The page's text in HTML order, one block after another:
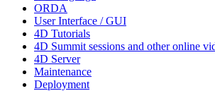
ORDA
User Interface / GUI
4D Tutorials
4D Summit sessions and other online
4D Server
Maintenance
Deployment